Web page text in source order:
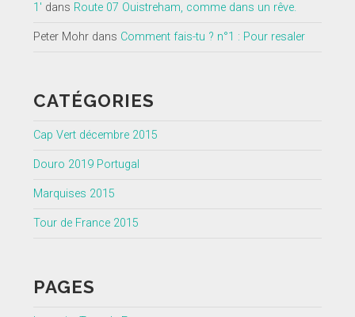
1' dans Route 07 Ouistreham, comme dans un rêve.
Peter Mohrdans Comment fais-tu ? n°1 : Pour resaler
CATÉGORIES
Cap Vert décembre 2015
Douro 2019 Portugal
Marquises 2015
Tour de France 2015
PAGES